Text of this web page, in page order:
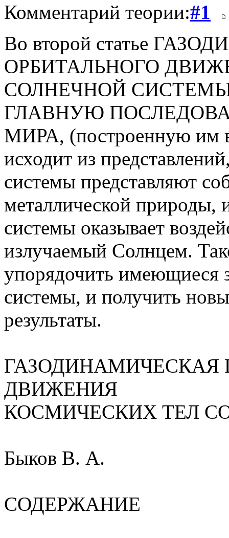
Комментарий теории:#1
Во второй статье
ОРБИТАЛЬНОГО
СОЛНЕЧНОЙ СИСТЕМЫ
ГЛАВНУЮ
МИРА, (построенную им в
исходит из
системы представляют
металлической природы,
системы оказывает
излучаемый Солнцем.
упорядочить имеющиеся
системы, и получить
результаты.
ГАЗОДИНАМИЧЕСКАЯ
ДВИЖЕНИЯ
КОСМИЧЕСКИХ ТЕЛ
Быков В. А.
СОДЕРЖАНИЕ